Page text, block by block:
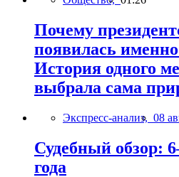
Почему
появилась
История одного
выбрала сама
Экспресс-анализ, 08
Судебный обзор:
года